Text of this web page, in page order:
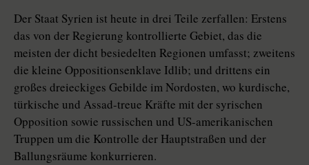
Der Staat Syrien ist heute in drei Teile zerfallen: Erstens
das von der Regierung kontrollierte Gebiet, das die
meisten der dicht besiedelten Regionen umfasst; zweitens
die kleine Opposi­tions­enklave Idlib; und drittens ein
großes dreieckiges Gebilde im Nordosten, wo kurdische,
türkische und Assad-treue Kräfte mit der syrischen
Opposition sowie russischen und US-amerikanischen
Truppen um die Kontrolle der Hauptstraßen und der
Ballungsräume konkurrieren.